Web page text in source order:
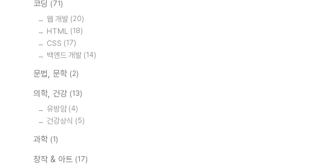
코딩 (71)
웹 개발 (20)
HTML (18)
CSS (17)
백엔드 개발 (14)
문법, 문학 (2)
의학, 건강 (13)
유방암 (4)
건강상식 (5)
과학 (1)
창작 & 아트 (17)